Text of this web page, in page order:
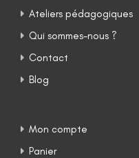
Ateliers pédagogiques
Qui sommes-nous ?
Contact
Blog
Mon compte
Panier